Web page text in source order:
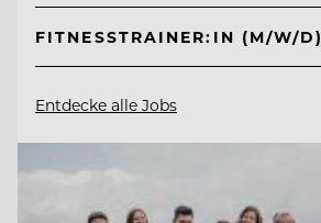
FITNESSTRAINER:IN (M/W/D)
Entdecke alle Jobs